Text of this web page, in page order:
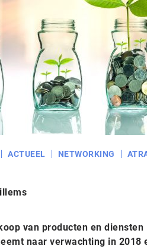
ACTUEEL NETWORKING
van producten en
naar verwachting in 2018